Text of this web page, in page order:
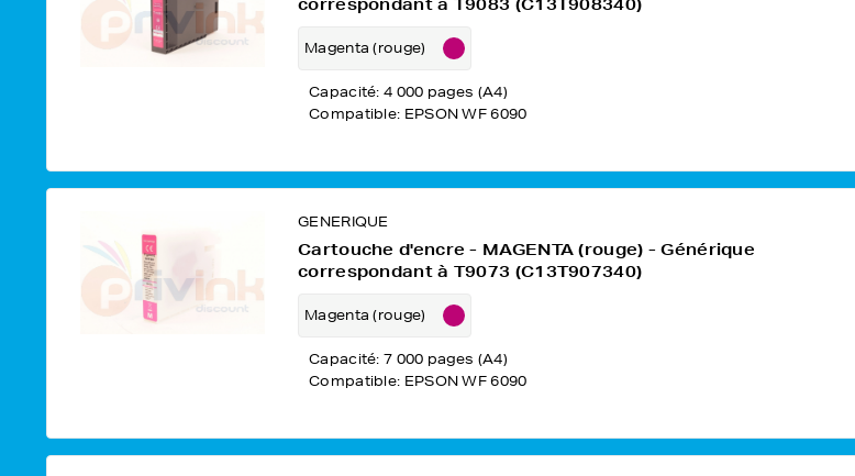
correspondant à T9083 (C13T908340)
Magenta (rouge)
Capacité: 4 000 pages (A4)
Compatible: EPSON WF 6090
GENERIQUE
Cartouche d'encre - MAGENTA (rouge) - Générique
correspondant à T9073 (C13T907340)
Magenta (rouge)
Capacité: 7 000 pages (A4)
Compatible: EPSON WF 6090